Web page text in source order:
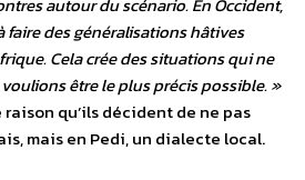
autour du scénario. En Occident,
faire des généralisations hâtives
Cela crée des situations qui ne
être le plus précis possible. »
raison qu’ils décident de ne pas
mais en Pedi, un dialecte local.